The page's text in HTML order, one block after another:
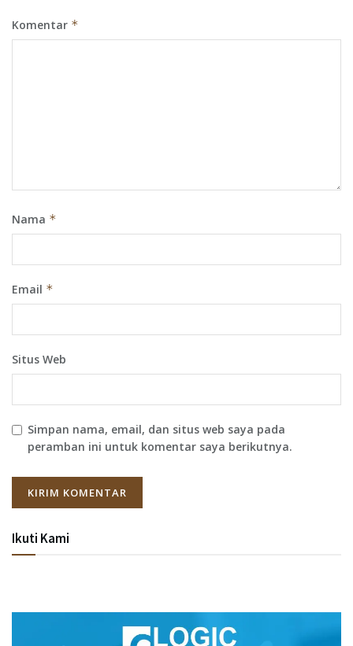
Komentar *
Nama *
Email *
Situs Web
Simpan nama, email, dan situs web saya pada
peramban ini untuk komentar saya berikutnya.
Ikuti Kami